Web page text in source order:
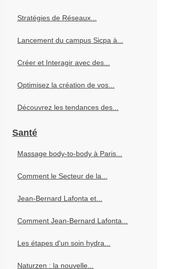
Stratégies de Réseaux...
Lancement du campus Sicpa à...
Créer et Interagir avec des...
Optimisez la création de vos...
Découvrez les tendances des...
Santé
Massage body-to-body à Paris...
Comment le Secteur de la...
Jean-Bernard Lafonta et...
Comment Jean-Bernard Lafonta...
Les étapes d'un soin hydra...
Naturzen : la nouvelle...